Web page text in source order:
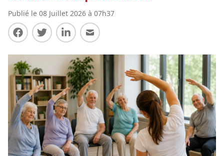
Publié le 08 Juillet 2026 à 07h37
Partager sur Facebook
Partager sur Twitter
Partager sur LinkedIn
Partager par E-mail